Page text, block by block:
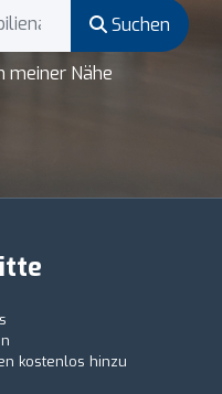
Suchen
meiner Nähe
kostenlos hinzu